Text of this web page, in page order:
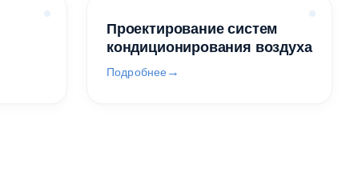
Проектирование систем
кондиционирования воздуха
Подробнее